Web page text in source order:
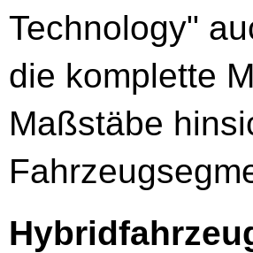
Technology"
die komplette
Maßstäbe